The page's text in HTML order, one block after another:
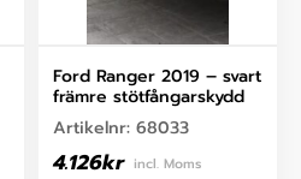
Ford Ranger 2019 – svart
främre stötfångarskydd
Artikelnr: 68033
4.126kr incl. Moms